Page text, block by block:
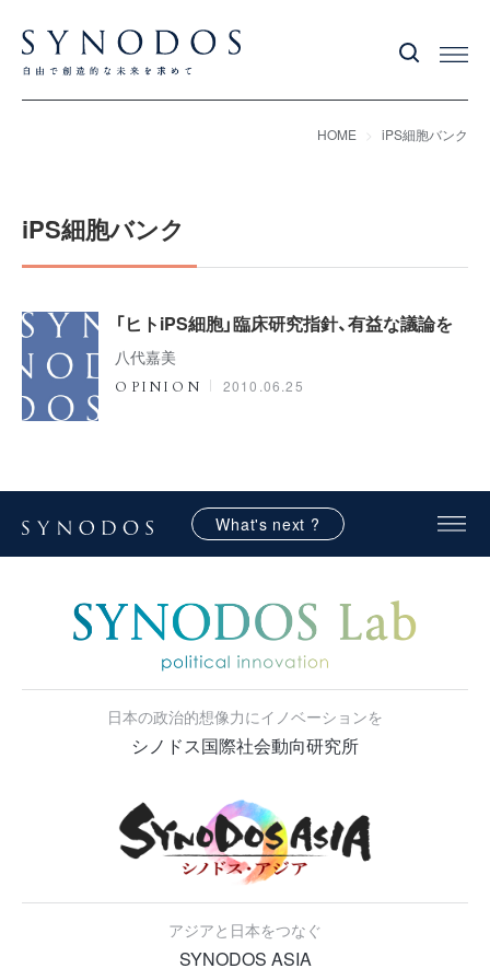
HOME iPS細胞バンク
iPS細胞バンク
「ヒトiPS細胞」臨床研究指針、有益な議論を
八代嘉美
OPINION 2010.06.25
What's next ?
日本の政治的想像力にイノベーションを
シノドス国際社会動向研究所
アジアと日本をつなぐ
SYNODOS ASIA